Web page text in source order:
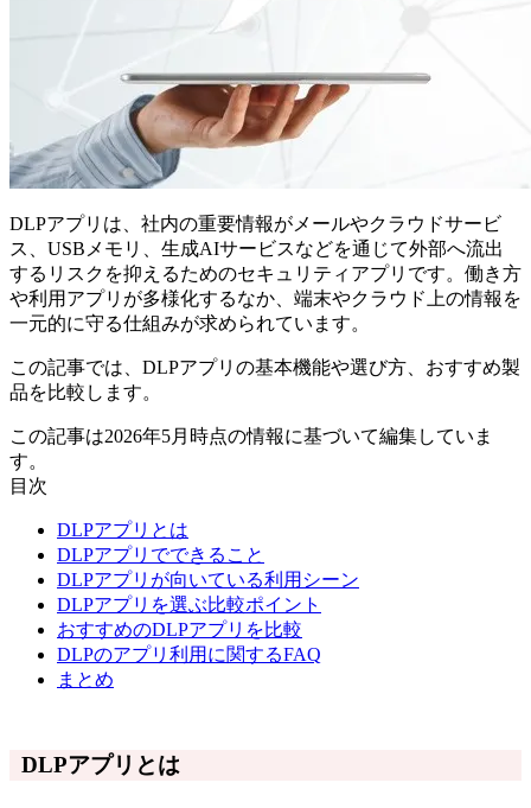
DLPアプリは、社内の重要情報がメールやクラウドサービ
ス、USBメモリ、生成AIサービスなどを通じて外部へ流出
するリスクを抑えるためのセキュリティアプリです。働き方
や利用アプリが多様化するなか、端末やクラウド上の情報を
一元的に守る仕組みが求められています。
この記事では、DLPアプリの基本機能や選び方、おすすめ製
品を比較します。
この記事は2026年5月時点の情報に基づいて編集していま
す。
目次
DLPアプリとは
DLPアプリでできること
DLPアプリが向いている利用シーン
DLPアプリを選ぶ比較ポイント
おすすめのDLPアプリを比較
DLPのアプリ利用に関するFAQ
まとめ
DLPアプリとは